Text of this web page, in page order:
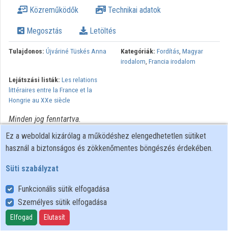
Közreműködők
Közreműködők Technikai adatok
Megosztás Letöltés
Tulajdonos: Újváriné Tüskés Anna Kategóriák: Fordítás, Magyar
irodalom, Francia irodalom
Lejátszási listák: Les relations
littéraires entre la France et la
Hongrie au XXe siècle
Minden jog fenntartva.
Felhasználói szabályzat
Adatkezelési tájékoztató
Süti szabályzat
Ez a weboldal kizárólag a működéshez elengedhetetlen sütiket
használ a biztonságos és zökkenőmentes böngészés érdekében.
Süti szabályzat
Funkcionális sütik elfogadása
Személyes sütik elfogadása
Elfogad Elutasít